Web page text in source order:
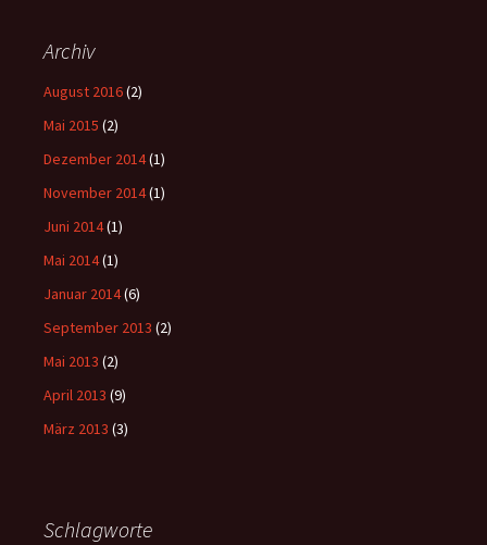
Archiv
August 2016(2)
Mai 2015 (2)
Dezember 2014(1)
November 2014(1)
Juni 2014(1)
Mai 2014(1)
Januar 2014(6)
September 2013 (2)
Mai 2013 (2)
April 2013 (9)
März 2013 (3)
Schlagworte